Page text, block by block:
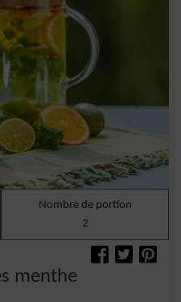
Nombre de portion
2
menthe